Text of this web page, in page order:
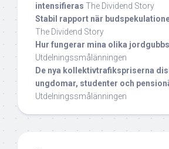
intensifieras The Dividend Story
Stabil rapport när
The Dividend Story
Hur fungerar mina olika
Utdelningssmålänningen
De nya kollektivtrafikspriserna
ungdomar, studenter och
Utdelningssmålänningen